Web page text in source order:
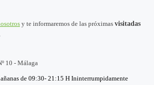
y te informaremos de las próximas visitadas
10 - Málaga
de 09:30- 21:15 H Ininterrumpidamente